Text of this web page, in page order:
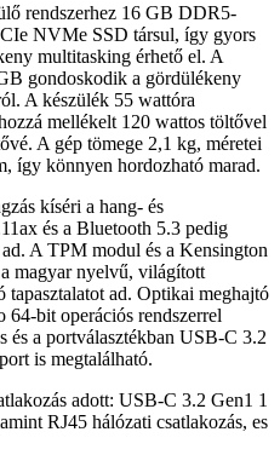
rendszerhez 16 GB DDR5-
NVMe SSD társul, így gyors
multitasking érhető el. A
gondoskodik a gördülékeny
A készülék 55 wattóra
mellékelt 120 wattos töltővel
A gép tömege 2,1 kg, méretei
így könnyen hordozható marad.
kíséri a hang- és
és a Bluetooth 5.3 pedig
A TPM modul és a Kensington
magyar nyelvű, világított
ad. Optikai meghajtó
64-bit operációs rendszerrel
és a portválasztékban USB-C 3.2
is megtalálható.
adott: USB-C 3.2 Gen1 1
RJ45 hálózati csatlakozás, es